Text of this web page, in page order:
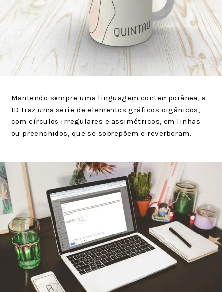
Mantendo sempre uma linguagem contemporânea, a
ID traz uma série de elementos gráficos orgânicos,
com círculos irregulares e assimétricos, em linhas
ou preenchidos, que se sobrepõem e reverberam.